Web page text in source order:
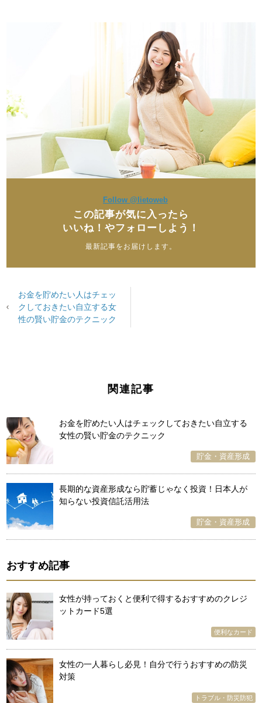
Follow @lietoweb
この記事が気に入ったら
いいね！やフォローしよう！
最新記事をお届けします。
お金を貯めたい人はチェッ
クしておきたい自立する女
性の賢い貯金のテクニック
関連記事
お金を貯めたい人はチェックしておきたい自立する
女性の賢い貯金のテクニック
貯金・資産形成
長期的な資産形成なら貯蓄じゃなく投資！日本人が
知らない投資信託活用法
貯金・資産形成
おすすめ記事
女性が持っておくと便利で得するおすすめのクレジ
ットカード5選
便利なカード
女性の一人暮らし必見！自分で行うおすすめの防災
対策
トラブル・防災防犯